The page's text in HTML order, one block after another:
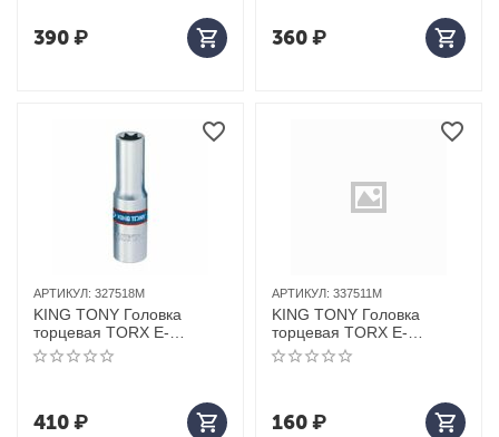
390₽ 360₽
АРТИКУЛ: 327518M
KING TONY Головка
торцевая TORX Е-
стандарт 3/8", Е18, L = 63
мм
410₽
АРТИКУЛ: 337511M
KING TONY Головка
торцевая TORX Е-
стандарт 3/8", Е11, L = 28
мм
160₽